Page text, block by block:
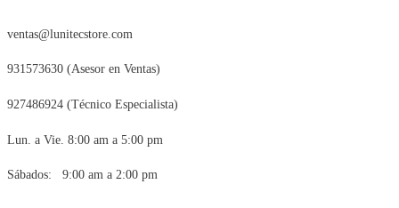
ventas@lunitecstore.com
931573630 (Asesor en Ventas)
927486924 (Técnico Especialista)
Lun. a Vie. 8:00 am a 5:00 pm
Sábados: 9:00 am a 2:00 pm